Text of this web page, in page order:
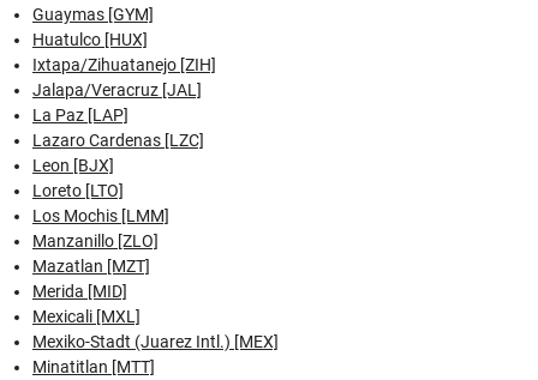
Guaymas [GYM]
Huatulco [HUX]
Ixtapa/Zihuatanejo [ZIH]
Jalapa/Veracruz [JAL]
La Paz [LAP]
Lazaro Cardenas [LZC]
Leon [BJX]
Loreto [LTO]
Los Mochis [LMM]
Manzanillo [ZLO]
Mazatlan [MZT]
Merida [MID]
Mexicali [MXL]
Mexiko-Stadt (Juarez Intl.) [MEX]
Minatitlan [MTT]